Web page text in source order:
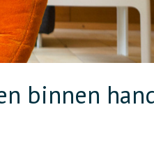
binnen